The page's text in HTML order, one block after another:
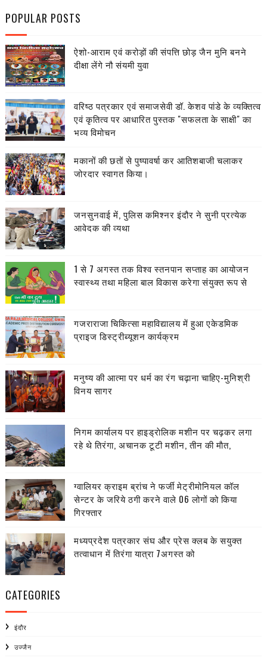
POPULAR POSTS
ऐशो-आराम एवं करोड़ों की संपत्ति छोड़ जैन मुनि बनने
दीक्षा लेंगे नौ संयमी युवा
वरिष्ठ पत्रकार एवं समाजसेवी डॉ. केशव पांडे के व्यक्तित्व
एवं कृतित्व पर आधारित पुस्तक "सफलता के साक्षी" का
भव्य विमोचन
मकानों की छतों से पुष्पावर्षा कर आतिशबाजी चलाकर
जोरदार स्वागत किया।
जनसुनवाई में, पुलिस कमिश्नर इंदौर ने सुनी प्रत्येक
आवेदक की व्यथा
1 से 7 अगस्त तक विश्व स्तनपान सप्ताह का आयोजन
स्वास्थ्य तथा महिला बाल विकास करेगा संयुक्त रूप से
गजराराजा चिकित्सा महाविद्यालय में हुआ एकेडमिक
प्राइज डिस्ट्रीब्यूशन कार्यक्रम
मनुष्य की आत्मा पर धर्म का रंग चढ़ाना चाहिए-मुनिश्री
विनय सागर
निगम कार्यालय पर हाइड्राेलिक मशीन पर चढ़कर लगा
रहे थे तिरंगा, अचानक टूटी मशीन, तीन की माैत,
ग्वालियर क्राइम ब्रांच ने फर्जी मेट्रीमोनियल कॉल
सेन्टर के जरिये ठगी करने वाले 06 लोगों को किया
गिरफ्तार
मध्यप्रदेश पत्रकार संघ और प्रेस क्लब के सयुक्त
तत्वाधान में तिरंगा यात्रा 7अगस्त को
CATEGORIES
इंदौर
उज्जैन